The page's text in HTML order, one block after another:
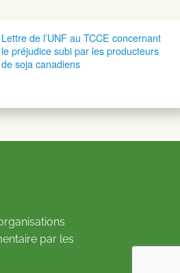
Lettre de l’UNF au TCCE concernant
le préjudice subi par les producteurs
de soja canadiens
par les